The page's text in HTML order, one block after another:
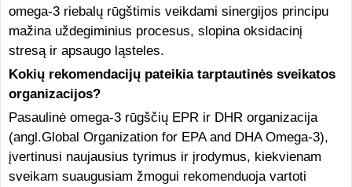
omega-3 riebalų rūgštimis veikdami sinergijos principu
mažina uždegiminius procesus, slopina oksidacinį
stresą ir apsaugo ląsteles.
Kokių rekomendacijų pateikia tarptautinės sveikatos
organizacijos?
Pasaulinė omega-3 rūgščių EPR ir DHR organizacija
(angl.Global Organization for EPA and DHA Omega-3),
įvertinusi naujausius tyrimus ir įrodymus, kiekvienam
sveikam suaugusiam žmogui rekomenduoja vartoti